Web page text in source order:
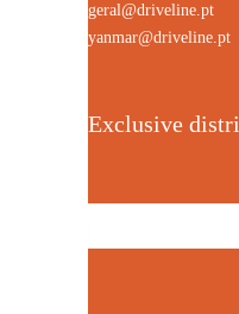
geral@driveline.pt
yanmar@driveline.pt
Exclusive